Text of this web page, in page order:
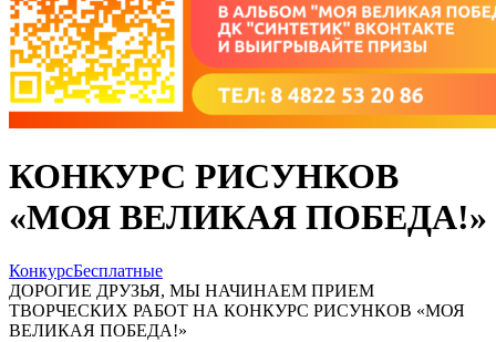
КОНКУРС РИСУНКОВ
«МОЯ ВЕЛИКАЯ ПОБЕДА!»
КонкурсБесплатные
ДОРОГИЕ ДРУЗЬЯ, МЫ НАЧИНАЕМ ПРИЕМ
ТВОРЧЕСКИХ РАБОТ НА КОНКУРС РИСУНКОВ «МОЯ
ВЕЛИКАЯ ПОБЕДА!»